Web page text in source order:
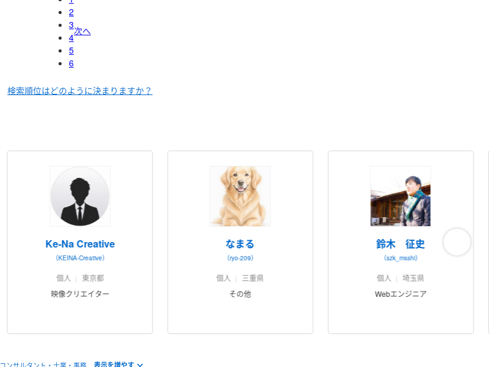
2
3
4
5
6
次へ
検索順位はどのように決まりますか？
Ke-Na Creative
（KEINA-Creative）
個人
東京都
映像クリエイター
なまる
（ryo-209）
個人
三重県
その他
鈴木 征史
（szk_msshi）
個人
埼玉県
Webエンジニア